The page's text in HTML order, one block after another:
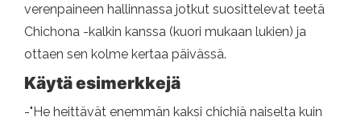
verenpaineen hallinnassa jotkut suosittelevat teetä
Chichona -kalkin kanssa (kuori mukaan lukien) ja
ottaen sen kolme kertaa päivässä.
Käytä esimerkkejä
-"He heittävät enemmän kaksi chichiä naiselta kuin